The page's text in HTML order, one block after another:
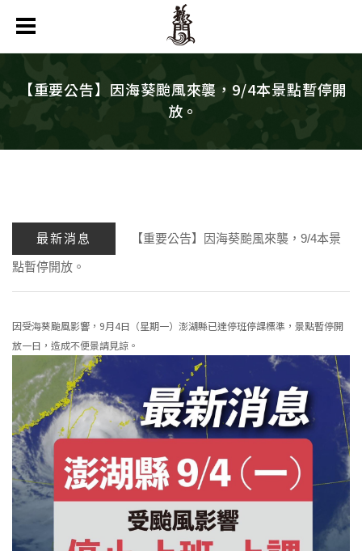
【重要公告】因海葵颱風來襲，9/4本景點暫停開
放。
最新消息 【重要公告】因海葵颱風來襲，9/4本景
點暫停開放。
因受海葵颱風影響，9月4日（星期一）澎湖縣已達停班停課標準，景點暫停開
放一日，造成不便景請見諒。